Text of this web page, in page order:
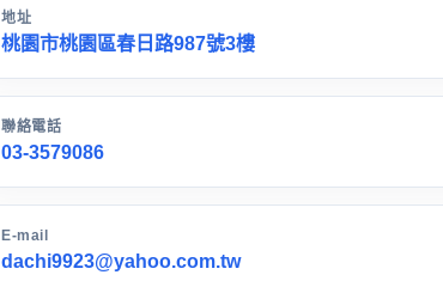
地址
桃園市桃園區春日路987號3樓
聯絡電話
03-3579086
E-mail
dachi9923@yahoo.com.tw